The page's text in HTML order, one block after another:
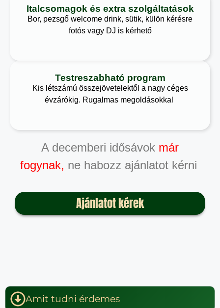
Italcsomagok és extra szolgáltatások
Bor, pezsgő welcome drink, sütik, külön kérésre
fotós vagy DJ is kérhető
Testreszabható program
Kis létszámú összejövetelektől a nagy céges
évzárókig. Rugalmas megoldásokkal
A decemberi idősávok már
fogynak, ne habozz ajánlatot kérni
Ajánlatot kérek
Amit tudni érdemes